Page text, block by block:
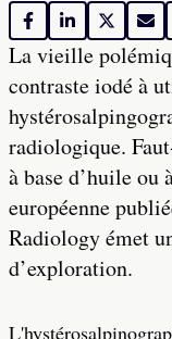
La vieille
contraste iodé à
radiologique.
à base d’huile ou
européenne
Radiology émet
d’exploration.